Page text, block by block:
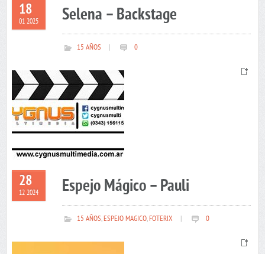
18
01 2025 Selena – Backstage
15 AÑOS 0
28
12 2024 Espejo Mágico – Pauli
15 AÑOS,ESPEJO MAGICO,FOTERIX 0